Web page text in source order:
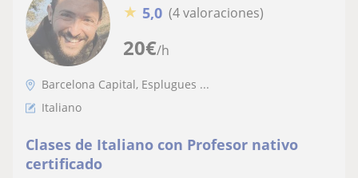
20€/h
★ 5,0 (4 valoraciones)
Barcelona Capital, Esplugues ...
Italiano
Clases de Italiano con Profesor nativo
certificado